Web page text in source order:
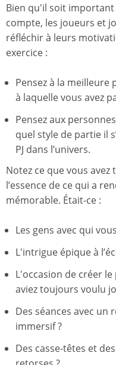
Bien qu'il soit
compte, les joueurs et
réfléchir à leurs
exercice :
Pensez à la
à laquelle vous avez
Pensez aux
quel style de partie il
PJ dans l’univers.
Notez ce que vous
l’essence de ce qui a
mémorable. Était-ce :
Les gens avec qui
L'intrigue épique à
L'occasion de créer
aviez toujours voulu
Des séances avec
immersif ?
Des casse-têtes et